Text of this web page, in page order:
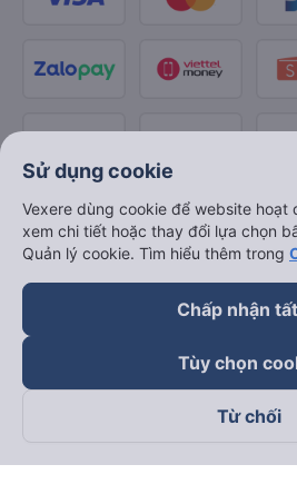
Theo dõi chúng tôi trên
Sử dụng cookie
Vexere dùng cookie để website hoạt
xem chi tiết hoặc thay đổi lựa chọn
Quản lý cookie. Tìm hiểu thêm trong
Chấp nhận
Tùy chọn
Từ chối